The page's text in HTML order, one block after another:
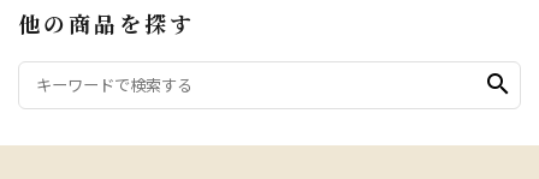
他の商品を探す
search